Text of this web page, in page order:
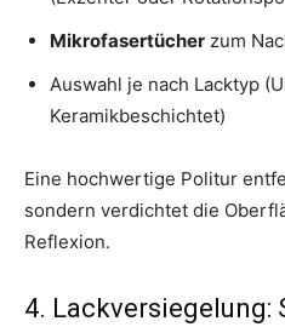
Mikrofasertücher zum
Auswahl je nach Lacktyp
Keramikbeschichtet)
Eine hochwertige Politur
sondern verdichtet die
Reflexion.
4. Lackversiegelung: